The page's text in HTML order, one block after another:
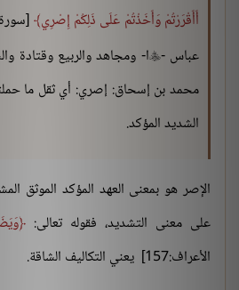
أَأَقْرَرْتُمْ وَأَخَذْتُمْ عَلَى ذَلِكُمْ إِصْرِي
عباس -ا- ومجاهد والربيع وقتادة
محمد بن إسحاق: إصري: أي ثقل ما
الشديد المؤكد.
الإصر هو بمعنى العهد المؤكد الموثق
على معنى التشديد، فقوله تعالى:
الأعراف:157] يعني التكاليف الشاقة.